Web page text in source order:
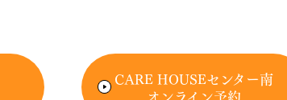
CARE HOUSEセンター南